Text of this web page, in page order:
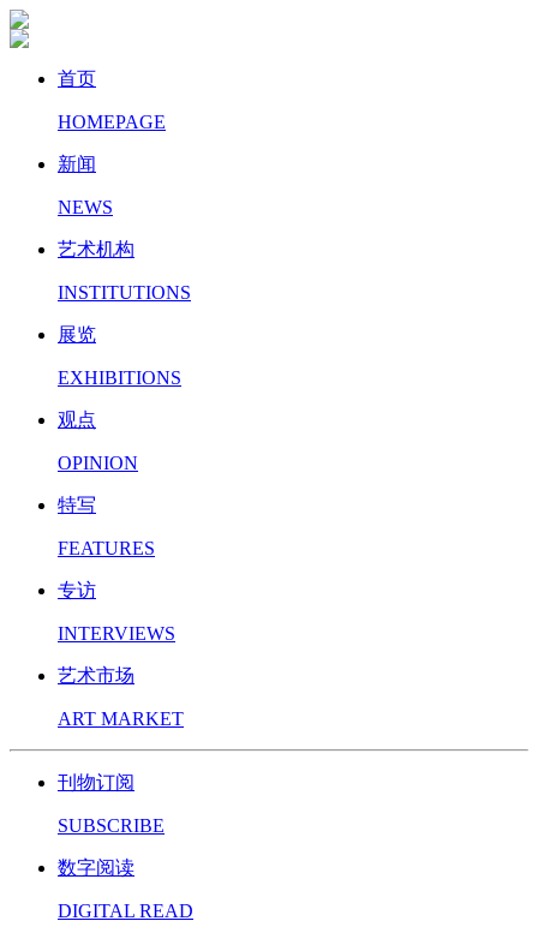
首页
HOMEPAGE
新闻
NEWS
艺术机构
INSTITUTIONS
展览
EXHIBITIONS
观点
OPINION
特写
FEATURES
专访
INTERVIEWS
艺术市场
ART MARKET
刊物订阅
SUBSCRIBE
数字阅读
DIGITAL READ